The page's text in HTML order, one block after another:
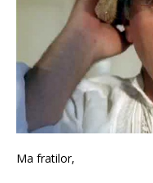
Ma fratilor,